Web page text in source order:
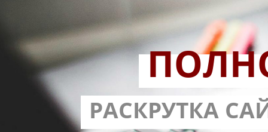
С
РАСКРУТКА